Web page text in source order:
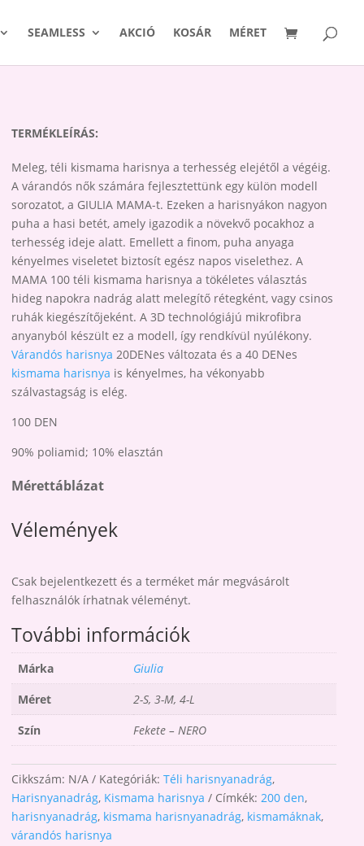
SEAMLESS AKCIÓ KOSÁR MÉRET
TERMÉKLEÍRÁS:
Meleg, téli kismama harisnya a terhesség elejétől a végéig.
A várandós nők számára fejlesztettünk egy külön modell
sorozatot, a GIULIA MAMA-t. Ezeken a harisnyákon nagyon
puha a hasi betét, amely igazodik a növekvő pocakhoz a
terhesség ideje alatt. Emellett a finom, puha anyaga
kényelmes viseletet biztosít egész napos viselethez. A
MAMA 100 téli kismama harisnya a tökéletes választás
hideg napokra nadrág alatt melegítő rétegként, vagy csinos
ruhák kiegészítőjeként. A 3D technológiájú mikrofibra
anyanyból készült ez a modell, így rendkívül nyúlékony.
Várandós harisnya 20DENes változata és a 40 DENes
kismama harisnya is kényelmes, ha vékonyabb
szálvastagság is elég.
100 DEN
90% poliamid; 10% elasztán
Mérettáblázat
Vélemények
Csak bejelentkezett és a terméket már megvásárolt
felhasználók írhatnak véleményt.
További információk
Márka
Giulia
Méret
2-S, 3-M, 4-L
Szín
Fekete – NERO
Cikkszám: N/A Kategóriák:Téli harisnyanadrág,
Harisnyanadrág, Kismama harisnya Címkék:200 den,
harisnyanadrág, kismama harisnyanadrág, kismamáknak,
várandós harisnya